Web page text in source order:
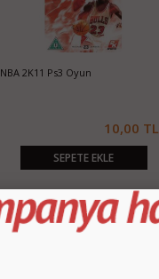
NBA 2K11 Ps3 Oyun
10,00 TL
SEPETE EKLE